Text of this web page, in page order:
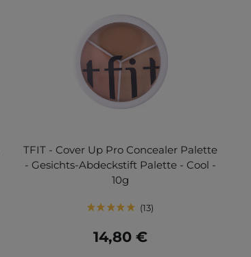
TFIT - Cover Up Pro Concealer Palette
- Gesichts-Abdeckstift Palette - Cool -
10g
13
14,80 €